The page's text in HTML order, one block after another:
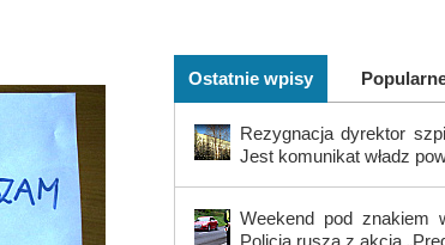
Ostatnie wpisy
Rezygnacja dyrektor
Jest komunikat władz
Weekend pod znakiem
Policja rusza z akcją